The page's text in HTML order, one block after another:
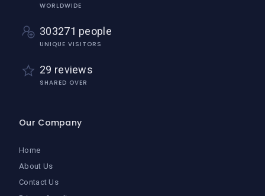
WORLDWIDE
303271 people
UNIQUE VISITORS
29 reviews
SHARED OVER
Our Company
Home
About Us
Contact Us